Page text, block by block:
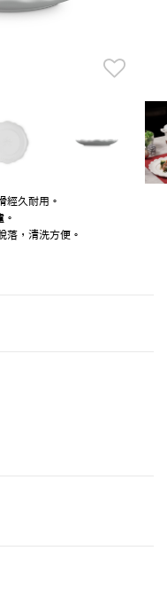
經久耐用。
落，清洗方便。